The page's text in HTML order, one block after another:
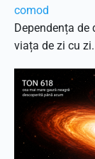
comod
Dependența de
viața de zi cu